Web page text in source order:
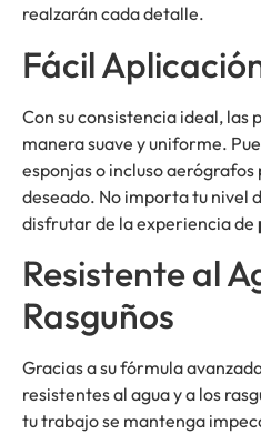
realzarán cada detalle.
Fácil
Con su consistencia ideal, las
manera suave y uniforme.
esponjas o incluso
deseado. No importa tu nivel
disfrutar de la experiencia de
Resistente al
Rasguños
Gracias a su fórmula
resistentes al agua y a los
tu trabajo se mantenga